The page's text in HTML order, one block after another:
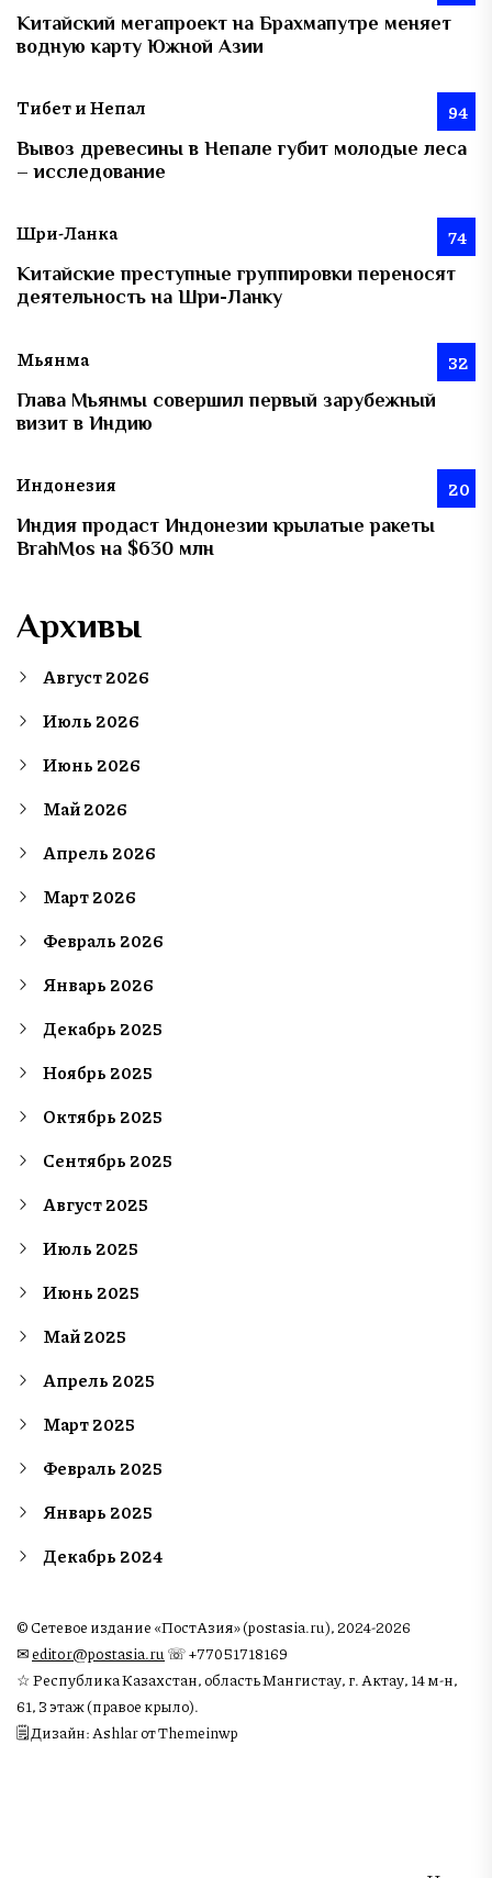
Китайский мегапроект на Брахмапутре меняет
водную карту Южной Азии
Тибет и Непал 94
Вывоз древесины в Непале губит молодые леса
– исследование
Шри-Ланка 74
Китайские преступные группировки переносят
деятельность на Шри-Ланку
Мьянма 32
Глава Мьянмы совершил первый зарубежный
визит в Индию
Индонезия 20
Индия продаст Индонезии крылатые ракеты
BrahMos на $630 млн
Архивы
Август 2026
Июль 2026
Июнь 2026
Май 2026
Апрель 2026
Март 2026
Февраль 2026
Январь 2026
Декабрь 2025
Ноябрь 2025
Октябрь 2025
Сентябрь 2025
Август 2025
Июль 2025
Июнь 2025
Май 2025
Апрель 2025
Март 2025
Февраль 2025
Январь 2025
Декабрь 2024
© Сетевое издание «ПостАзия» (postasia.ru), 2024-2026
✉︎editor@postasia.ru ☏ +77051718169
☆ Республика Казахстан, область Мангистау, г. Актау, 14 м-н,
61, 3 этаж (правое крыло).
🗒 Дизайн: Ashlar от Themeinwp